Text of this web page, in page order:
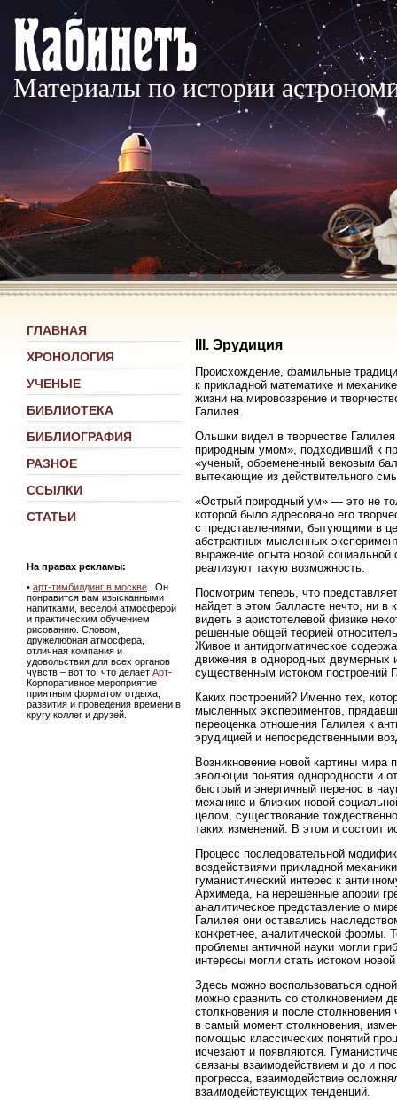
Материалы по истории
ГЛАВНАЯ
ХРОНОЛОГИЯ
УЧЕНЫЕ
БИБЛИОТЕКА
БИБЛИОГРАФИЯ
РАЗНОЕ
ССЫЛКИ
СТАТЬИ
На правах рекламы:
• арт-тимбилдинг в москве . Он
понравится вам изысканными
напитками, веселой атмосферой
и практическим обучением
рисованию. Словом,
дружелюбная атмосфера,
отличная компания и
удовольствия для всех органов
чувств – вот то, что делает Арт-
Корпоративное мероприятие
приятным форматом отдыха,
развития и проведения времени в
кругу коллег и друзей.
III. Эрудиция
Происхождение, фамильные
к прикладной математике и
жизни на мировоззрение и
Галилея.
Ольшки видел в творчестве
природным умом», подходивший к
«ученый, обремененный вековым
вытекающие из действительного
«Острый природный ум» — это не
которой было адресовано его
с представлениями, бытующими в
абстрактных мысленных
выражение опыта новой
реализуют такую возможность.
Посмотрим теперь, что
найдет в этом балласте нечто, ни в
видеть в аристотелевой физике
решенные общей теорией
Живое и антидогматическое
движения в однородных двумерных
существенным истоком построений
Каких построений? Именно тех,
мысленных экспериментов,
переоценка отношения Галилея к
эрудицией и непосредственными
Возникновение новой картины мира
эволюции понятия однородности и
быстрый и энергичный перенос в
механике и близких новой
целом, существование
таких изменений. В этом и состоит
Процесс последовательной
воздействиями прикладной
гуманистический интерес к
Архимеда, на нерешенные апории
аналитическое представление о
Галилея они оставались
конкретнее, аналитической формы.
проблемы античной науки могли
интересы могли стать истоком
Здесь можно воспользоваться
можно сравнить со столкновением
столкновения и после
в самый момент столкновения,
помощью классических понятий
исчезают и появляются.
связаны взаимодействием и до и
прогресса, взаимодействие
взаимодействующих тенденций.